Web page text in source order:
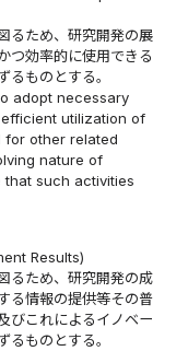
るため、研究開発の展
つ効率的に使用できる
るものとする。
adopt necessary
utilization of
for other related
nature of
such activities
Results)
るため、研究開発の成
る情報の提供等その普
びこれによるイノベー
るものとする。